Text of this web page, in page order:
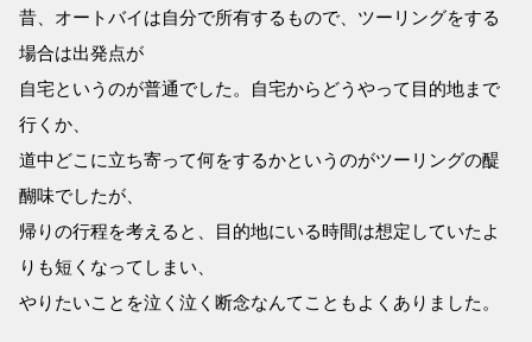
昔、オートバイは自分で所有するもので、ツーリングをする
場合は出発点が
自宅というのが普通でした。自宅からどうやって目的地まで
行くか、
道中どこに立ち寄って何をするかというのがツーリングの醍
醐味でしたが、
帰りの行程を考えると、目的地にいる時間は想定していたよ
りも短くなってしまい、
やりたいことを泣く泣く断念なんてこともよくありました。